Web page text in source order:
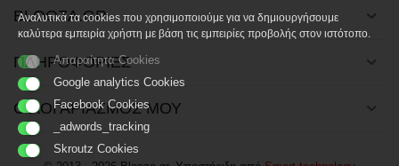
BLOOZA.GR
ΠΛΗΡΟΦΟΡΙΕΣ
Ο ΛΟΓΑΡΙΑΣΜΟΣ ΜΟΥ
Αναλυτικά τα cookies που χρησιμοποιούμε για να δημιουργήσουμε
καλύτερα εμπειρία χρήστη με βάση τις εμπειρίες προβολής στον ιστότοπο.
Απαραίτητα Cookies
Google analytics Cookies
Facebook Cookies
_adwords_tracking
Skroutz Cookies